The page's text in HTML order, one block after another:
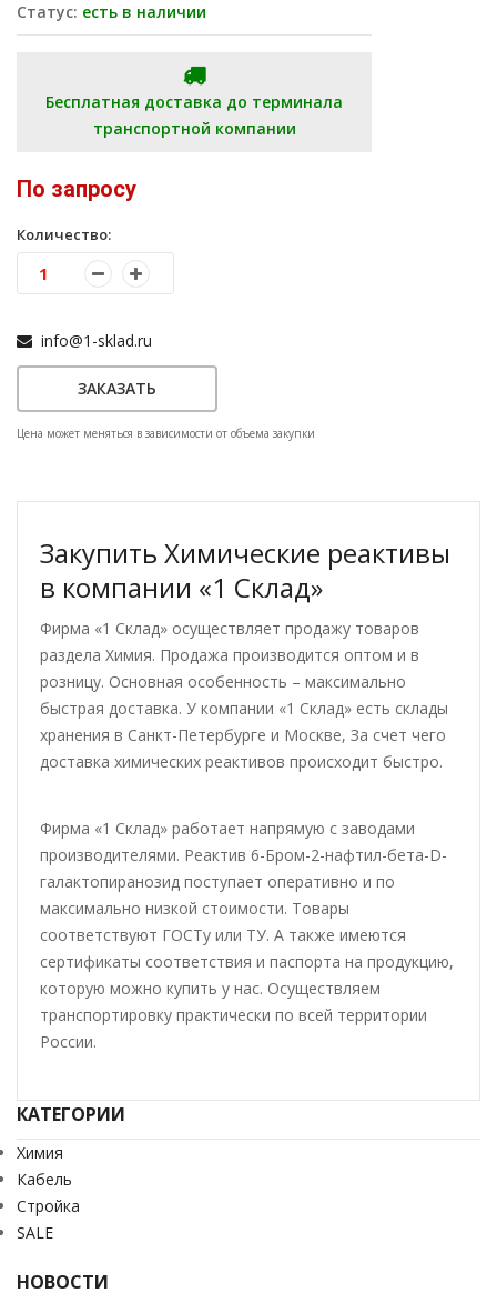
Статус: есть в наличии
Бесплатная доставка до терминала
транспортной компании
По запросу
Количество:
info@1-sklad.ru
ЗАКАЗАТЬ
Цена может меняться в зависимости от объема закупки
Закупить Химические реактивы
в компании «1 Склад»
Фирма «1 Склад» осуществляет продажу товаров
раздела Химия. Продажа производится оптом и в
розницу. Основная особенность – максимально
быстрая доставка. У компании «1 Склад» есть склады
хранения в Санкт-Петербурге и Москве, За счет чего
доставка химических реактивов происходит быстро.
Фирма «1 Склад» работает напрямую с заводами
производителями. Реактив 6-Бром-2-нафтил-бета-D-
галактопиранозид поступает оперативно и по
максимально низкой стоимости. Товары
соответствуют ГОСТу или ТУ. А также имеются
сертификаты соответствия и паспорта на продукцию,
которую можно купить у нас. Осуществляем
транспортировку практически по всей территории
России.
КАТЕГОРИИ
Химия
Кабель
Стройка
SALE
НОВОСТИ